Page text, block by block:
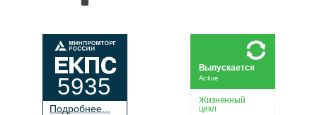
Подробнее...
5935
Жизненный
цикл
Active
Выпускается